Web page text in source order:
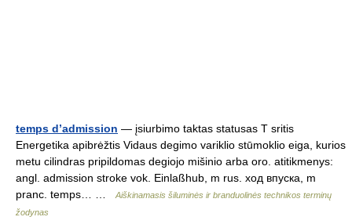
temps d’admission — įsiurbimo taktas statusas T sritis
Energetika apibrėžtis Vidaus degimo variklio stūmoklio eiga, kurios
metu cilindras pripildomas degiojo mišinio arba oro. atitikmenys:
angl. admission stroke vok. Einlaßhub, m rus. ход впуска, m
pranc. temps… …
Aiškinamasis šiluminės ir branduolinės technikos terminų
žodynas